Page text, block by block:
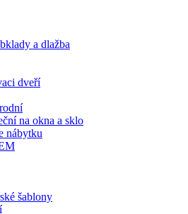
a dlažba
dveří
na okna a sklo
nábytku
šablony